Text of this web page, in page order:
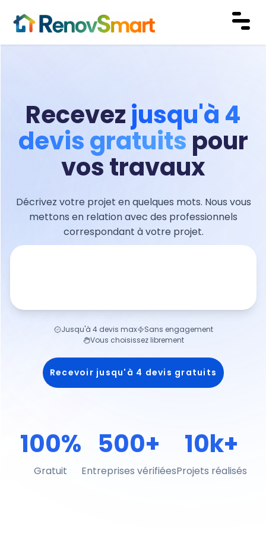
Recevezjusqu'à 4
devis gratuits pour
vos travaux
Décrivez votre projet en quelques mots. Nous vous
mettons en relation avec des professionnels
correspondant à votre projet.
Jusqu'à 4 devis max
Sans engagement
Vous choisissez librement
Recevoir jusqu'à 4 devis gratuits
100%
Gratuit
500+
Entreprises vérifiées
10k+
Projets réalisés